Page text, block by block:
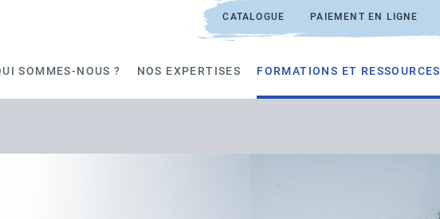
CATALOGUE PAIEMENT EN LIGNE
SOMMES-NOUS ? NOS EXPERTISES FORMATIONS ET RESSOURCES